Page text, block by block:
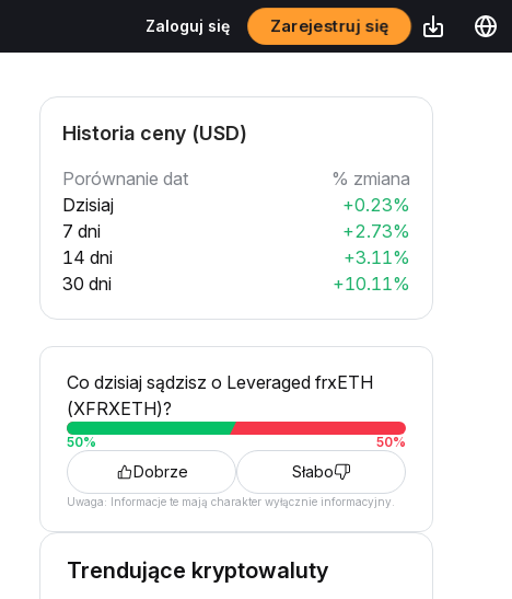
Zaloguj się Zarejestruj się
Historia ceny (USD)
Porównanie dat
% zmiana
Dzisiaj
+0.23%
7 dni
+2.73%
14 dni
+3.11%
30 dni
+10.11%
Co dzisiaj sądzisz o Leveraged frxETH
(XFRXETH)?
50% 50%
Dobrze Słabo
Uwaga: Informacje te mają charakter wyłącznie informacyjny.
Trendujące kryptowaluty